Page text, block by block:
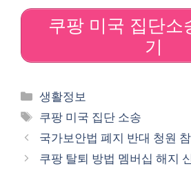
쿠팡 미국 집단소
기
Categories
생활정보
Tags
쿠팡 미국 집단 소송
국가보안법 폐지 반대 청원
쿠팡 탈퇴 방법 멤버십 해지